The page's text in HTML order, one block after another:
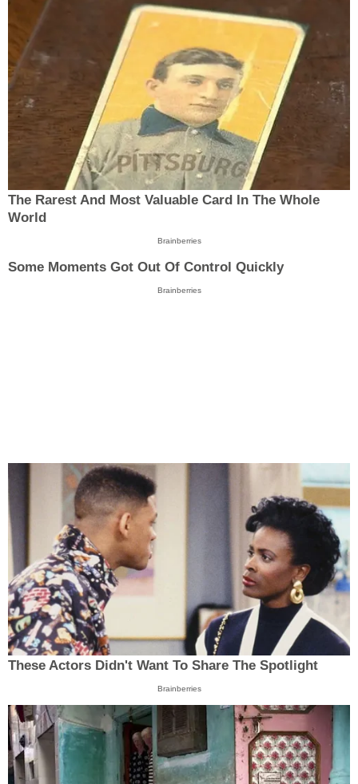
The Rarest And Most Valuable Card In The Whole
World
Brainberries
Some Moments Got Out Of Control Quickly
Brainberries
These Actors Didn't Want To Share The Spotlight
Brainberries